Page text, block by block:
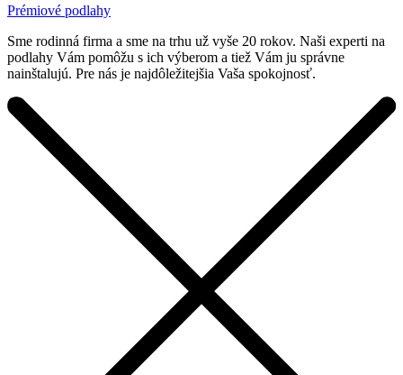
Prémiové podlahy
Sme rodinná firma a sme na trhu už vyše 20 rokov. Naši experti na
podlahy Vám pomôžu s ich výberom a tiež Vám ju správne
nainštalujú. Pre nás je najdôležitejšia Vaša spokojnosť.